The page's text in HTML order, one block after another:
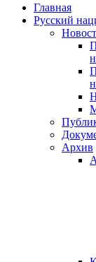
Главная
Русский
Архив